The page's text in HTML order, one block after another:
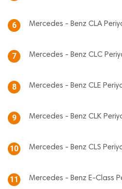
6 Mercedes - Benz CLA
7 Mercedes - Benz CLC
8 Mercedes - Benz CLE
9 Mercedes - Benz CLK
10 Mercedes - Benz CLS
11 Mercedes - Benz E-Class